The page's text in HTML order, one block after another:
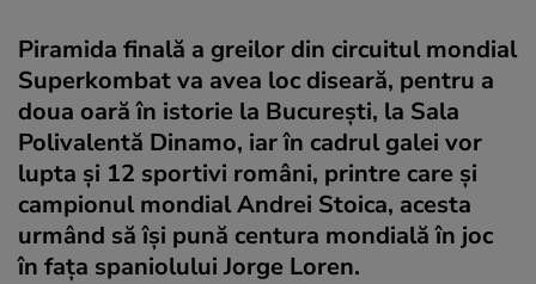
Piramida finală a greilor din circuitul mondial
Superkombat va avea loc diseară, pentru a
doua oară în istorie la Bucureşti, la Sala
Polivalentă Dinamo, iar în cadrul galei vor
lupta şi 12 sportivi români, printre care şi
campionul mondial Andrei Stoica, acesta
urmând să îşi pună centura mondială în joc
în faţa spaniolului Jorge Loren.